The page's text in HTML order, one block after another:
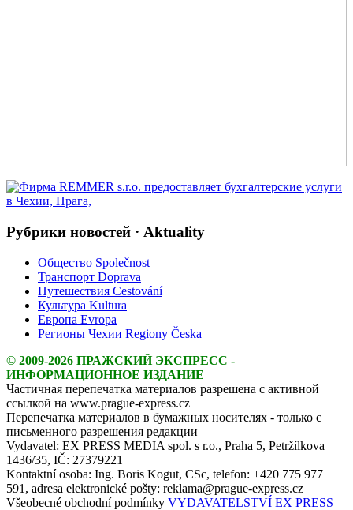
Рубрики новостей · Aktuality
Общество Společnost
Транспорт Doprava
Путешествия Cestování
Культура Kultura
Европа Evropa
Регионы Чехии Regiony Česka
© 2009-2026 ПРАЖСКИЙ ЭКСПРЕСС -
ИНФОРМАЦИОННОЕ ИЗДАНИЕ
Частичная перепечатка материалов разрешена с активной
ссылкой на www.prague-express.cz
Перепечатка материалов в бумажных носителях - только с
письменного разрешения редакции
Vydavatel: EX PRESS MEDIA spol. s r.o., Praha 5, Petržílkova
1436/35, IČ: 27379221
Kontaktní osoba: Ing. Boris Kogut, CSc, telefon: +420 775 977
591, adresa elektronické pošty: reklama@prague-express.cz
Všeobecné obchodní podmínky VYDAVATELSTVÍ EX PRESS